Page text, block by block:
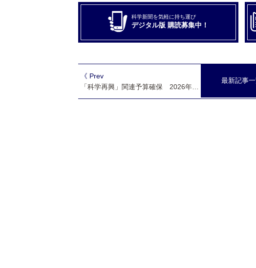
科学新聞を気軽に持ち運び
デジタル版 購読募集中！
最新記事
《 Prev
「科学再興」関連予算確保 2026年度予算案 文科省５兆8809億円